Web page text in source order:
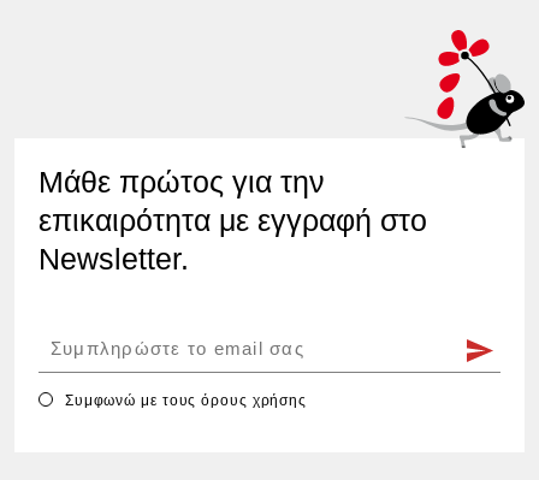
Μάθε πρώτος για την
επικαιρότητα με εγγραφή στο
Newsletter.
Συμφωνώ με τουςόρους χρήσης